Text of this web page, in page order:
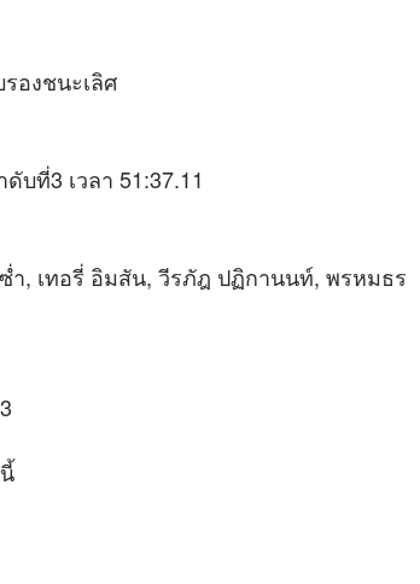
องชนะเลิศ
ที่3 เวลา 51:37.11
ำ, เทอรี่ อิมสัน, วีรภัฎ ปฏิกานนท์, พรหมธร